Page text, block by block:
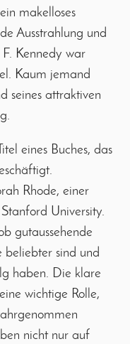
makelloses
Ausstrahlung und
Kennedy war
Kaum jemand
seines attraktiven
eines Buches, das
Rhode, einer
University.
gutaussehende
beliebter sind und
haben. Die klare
wichtige Rolle,
nicht nur auf